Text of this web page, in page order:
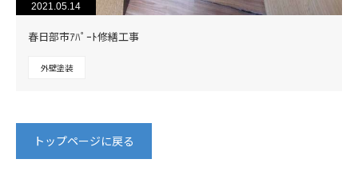
2021.05.14
春日部市ｱﾊﾟｰﾄ修繕工事
外壁塗装
トップページに戻る